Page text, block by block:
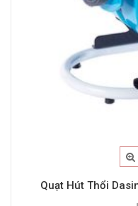
Quạt Hút Thổi